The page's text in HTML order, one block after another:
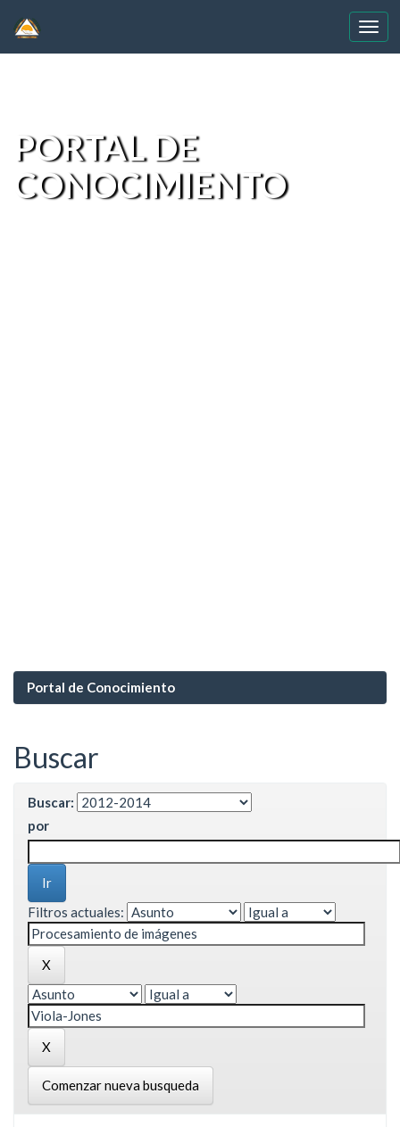
PORTAL DE
CONOCIMIENTO
Portal de Conocimiento
Buscar
Buscar:
por
Filtros actuales:
Comenzar nueva busqueda